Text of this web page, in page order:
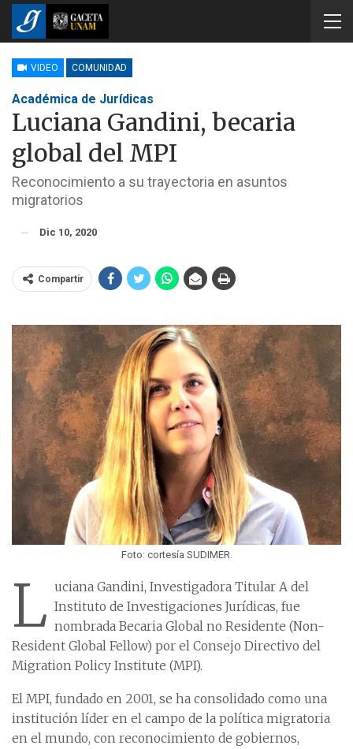
VIDEO COMUNIDAD
Académica de Jurídicas
Luciana Gandini, becaria
global del MPI
Reconocimiento a su trayectoria en asuntos
migratorios
Dic 10, 2020
Compartir
Foto: cortesía SUDIMER.
L uciana Gandini, Investigadora Titular A del
Instituto de Investigaciones Jurídicas, fue
nombrada Becaria Global no Residente (Non-
Resident Global Fellow) por el Consejo Directivo del
Migration Policy Institute (MPI).
El MPI, fundado en 2001, se ha consolidado como una
institución líder en el campo de la política migratoria
en el mundo, con reconocimiento de gobiernos,